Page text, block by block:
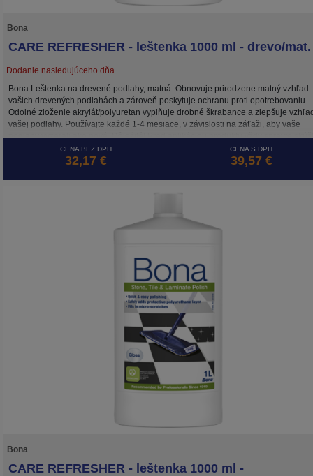
Bona
CARE REFRESHER - leštenka 1000 ml - drevo/mat.
Dodanie nasledujúceho dňa
Bona Leštenka na drevené podlahy, matná. Obnovuje prirodzene matný vzhľad
vašich drevených podlahách a zároveň poskytuje ochranu proti opotrebovaniu.
Odolné zloženie akrylát/polyuretan vyplňuje drobné škrabance a zlepšuje
vašej podlahy. Používajte každé 1-4 mesiace, v závislosti na záťaži, aby vaše
podlahy vyzerali ako nové. Dôležité! Pred aplikáciou produktu vždy spravte
priliehavosti. Bezpečný pre drevené lakované a farebne lakované drevené
Nepoužívajte na voskované alebo olejované podlahy.
CENA BEZ DPH
32,17 €
CENA S DPH
39,57 €
Bona
CARE REFRESHER - leštenka 1000 ml -